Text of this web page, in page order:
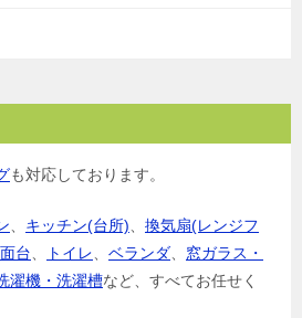
も対応しております。
キッチン(台所)
換気扇(レンジフ
台 トイレ ベランダ
窓ガラス・
濯機・洗濯槽など、すべてお任せく